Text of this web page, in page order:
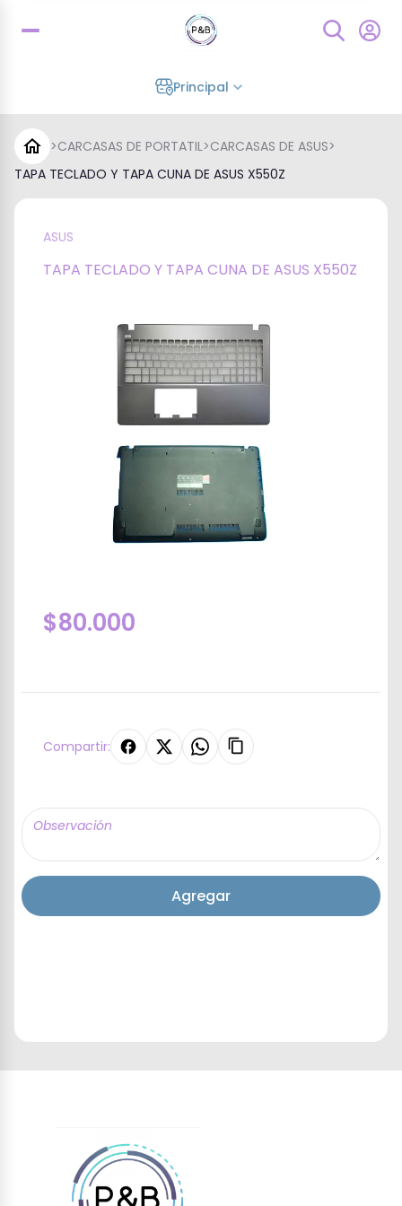
Principal
>CARCASAS DE PORTATIL>CARCASAS DE ASUS>
TAPA TECLADO Y TAPA CUNA DE ASUS X550Z
ASUS
TAPA TECLADO Y TAPA CUNA DE ASUS X550Z
$80.000
Compartir:
Agregar